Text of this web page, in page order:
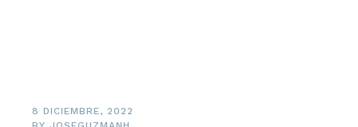
8 DICIEMBRE, 2022